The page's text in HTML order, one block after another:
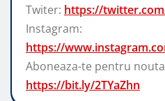
Twiter: https://
Instagram:
https://
Aboneaza-te pentru
https://bit.ly/2TYaZhn